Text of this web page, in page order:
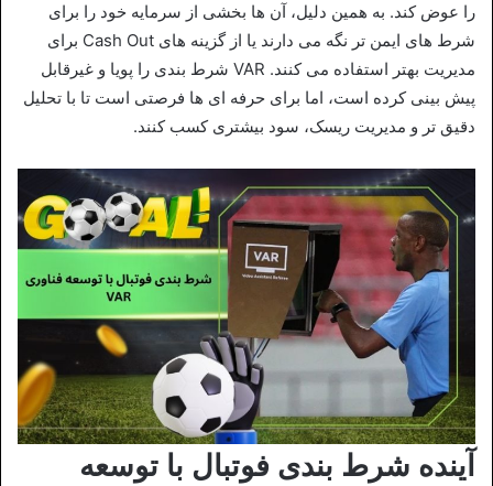
را عوض کند. به همین دلیل، آن ها بخشی از سرمایه خود را برای
شرط‌ های ایمن‌ تر نگه می‌ دارند یا از گزینه‌ های Cash Out برای
مدیریت بهتر استفاده می‌ کنند. VAR شرط‌ بندی را پویا و غیرقابل
پیش‌ بینی کرده است، اما برای حرفه‌ ای‌ ها فرصتی است تا با تحلیل
دقیق‌ تر و مدیریت ریسک، سود بیشتری کسب کنند.
آینده شرط بندی فوتبال با توسعه